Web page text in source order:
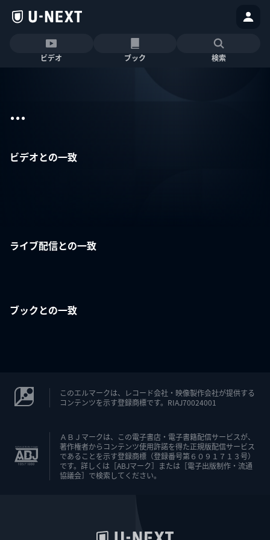
ビデオ ブック 検索
...
ビデオとの一致
ライブ配信との一致
ブックとの一致
このエルマークは、レコード会社・映像製作会社が提供する
コンテンツを示す登録商標です。RIAJ70024001
ＡＢＪマークは、この電子書店・電子書籍配信サービスが、
著作権者からコンテンツ使用許諾を得た正規版配信サービス
であることを示す登録商標（登録番号第６０９１７１３号）
です。詳しくは［ABJマーク］または［電子出版制作・流通
協議会］で検索してください。